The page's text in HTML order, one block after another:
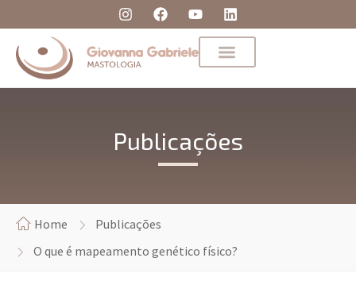
Publicações
Home
Publicações
O que é mapeamento genético físico?